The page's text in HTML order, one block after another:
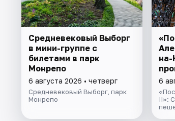
Cредневековый Выборг
в мини-группе c
билетами в парк
Монрепо
6 августа 2026 • четверг
Средневековый Выборг, парк
Монрепо
на-
6
II»: